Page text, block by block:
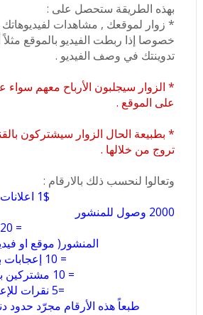
بهذه الطريقة ستحصل على :
* زوار لموقعك , مشاهدات
خصوصا إذا ربطت الفيديو بالموقع
تدوينتك في وصف الفيديو .
* الزوار سيجلبون الأرباح معهم سواء
على الموقع .
* بطبيعة الحال الزوار سيشتركون
تروج من خلالها .
وتعالوا لنحسب ذلك بالارقام :
1$
2000 وصول للمنشور
المنشور( موقع او
= 10 إعجابات بالصفحة
= 10 مشتركين بالقناة
=5 نقرات للإعلان
طبعاً هذه الأرقام مجرّد حدود